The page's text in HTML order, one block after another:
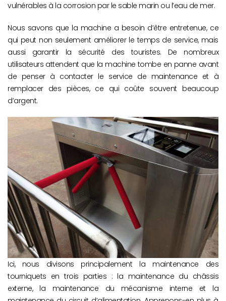
vulnérables à la corrosion par le sable marin ou l’eau de mer.
Nous savons que la machine a besoin d’être entretenue, ce
qui peut non seulement améliorer le temps de service, mais
aussi garantir la sécurité des touristes. De nombreux
utilisateurs attendent que la machine tombe en panne avant
de penser à contacter le service de maintenance et à
remplacer des pièces, ce qui coûte souvent beaucoup
d’argent.
Ici, nous divisons principalement la maintenance des
tourniquets en trois parties : la maintenance du châssis
externe, la maintenance du mécanisme interne et la